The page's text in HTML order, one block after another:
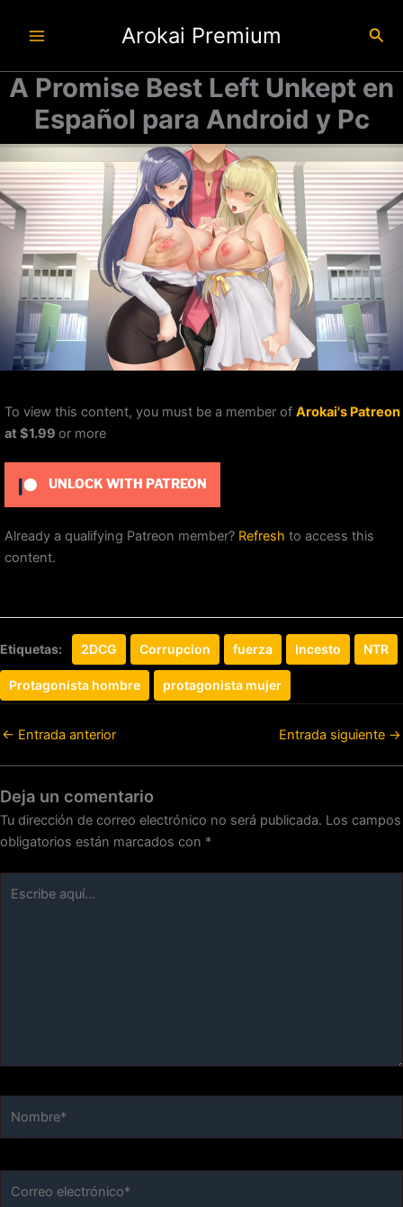
Arokai Premium
A Promise Best Left Unkept en
Español para Android y Pc
To view this content, you must be a member of Arokai's Patreon
at $1.99 or more
UNLOCK WITH PATREON
Already a qualifying Patreon member? Refresh to access this
content.
Etiquetas: 2DCG Corrupcion fuerza Incesto NTR
Protagonista hombre protagonista mujer
← Entrada anterior Entrada siguiente →
Deja un comentario
Tu dirección de correo electrónico no será publicada. Los campos
obligatorios están marcados con *
aquí...